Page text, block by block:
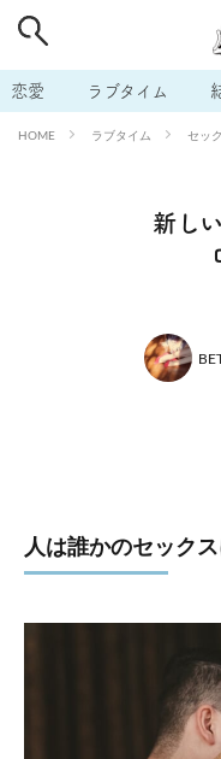
恋愛 ラブタイム
HOME ラブタイム セッ
新し
人は誰かのセック
# 出会う方法 #